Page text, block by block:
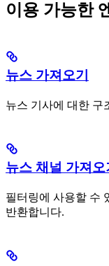
이용 가능한
뉴스 가져오기
뉴스 기사에 대한 구
뉴스 채널 가져오
필터링에 사용할 수
반환합니다.